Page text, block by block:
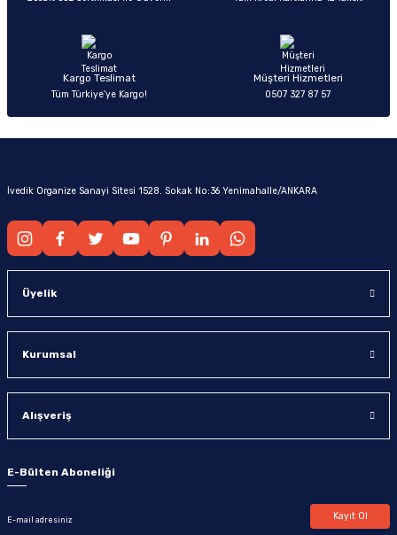
Kargo Teslimat
Tüm Türkiye’ye Kargo!
Müşteri Hizmetleri
0507 327 87 57
İvedik Organize Sanayi Sitesi 1528. Sokak No:36 Yenimahalle/ANKARA
Üyelik
Kurumsal
Alışveriş
E-Bülten Aboneliği
Kayıt Ol